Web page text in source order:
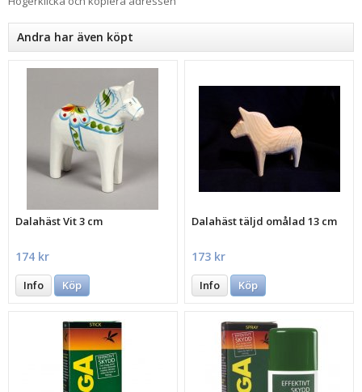
Andra har även köpt
Dalahäst Vit 3 cm
174 kr
Info Köp
Dalahäst täljd omålad 13 cm
173 kr
Info Köp